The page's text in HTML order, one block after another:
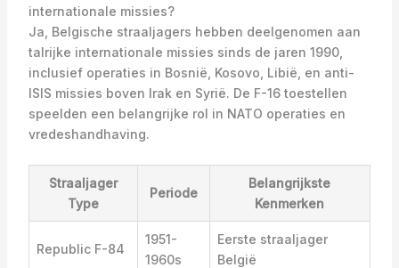
internationale missies?
Ja, Belgische straaljagers hebben deelgenomen aan
talrijke internationale missies sinds de jaren 1990,
inclusief operaties in Bosnië, Kosovo, Libië, en anti-
ISIS missies boven Irak en Syrië. De F-16 toestellen
speelden een belangrijke rol in NATO operaties en
vredeshandhaving.
Straaljager
Type
Periode
Belangrijkste
Kenmerken
Republic F-84
1951-
1960s
Eerste straaljager
België